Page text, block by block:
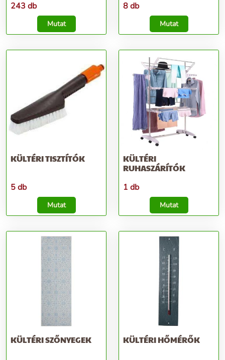
243 db
Mutat
8 db
Mutat
KÜLTÉRI TISZTÍTÓK
5 db
Mutat
KÜLTÉRI
RUHASZÁRÍTÓK
1 db
Mutat
KÜLTÉRI SZŐNYEGEK KÜLTÉRI HŐMÉRŐK